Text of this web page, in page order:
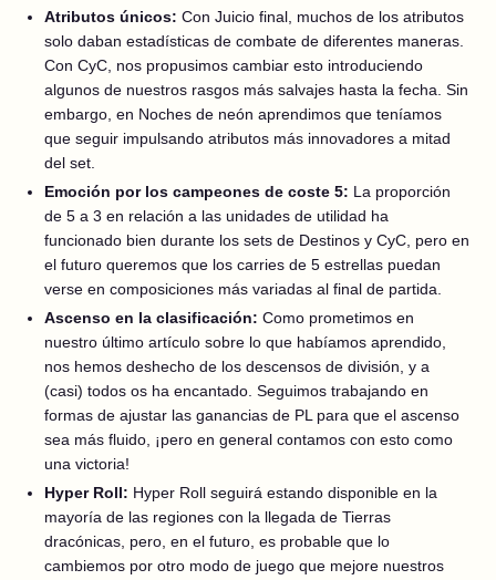
Atributos únicos: Con Juicio final, muchos de los atributos
solo daban estadísticas de combate de diferentes maneras.
Con CyC, nos propusimos cambiar esto introduciendo
algunos de nuestros rasgos más salvajes hasta la fecha. Sin
embargo, en Noches de neón aprendimos que teníamos
que seguir impulsando atributos más innovadores a mitad
del set.
Emoción por los campeones de coste 5: La proporción
de 5 a 3 en relación a las unidades de utilidad ha
funcionado bien durante los sets de Destinos y CyC, pero en
el futuro queremos que los carries de 5 estrellas puedan
verse en composiciones más variadas al final de partida.
Ascenso en la clasificación: Como prometimos en
nuestro último artículo sobre lo que habíamos aprendido,
nos hemos deshecho de los descensos de división, y a
(casi) todos os ha encantado. Seguimos trabajando en
formas de ajustar las ganancias de PL para que el ascenso
sea más fluido, ¡pero en general contamos con esto como
una victoria!
Hyper Roll: Hyper Roll seguirá estando disponible en la
mayoría de las regiones con la llegada de Tierras
dracónicas, pero, en el futuro, es probable que lo
cambiemos por otro modo de juego que mejore nuestros